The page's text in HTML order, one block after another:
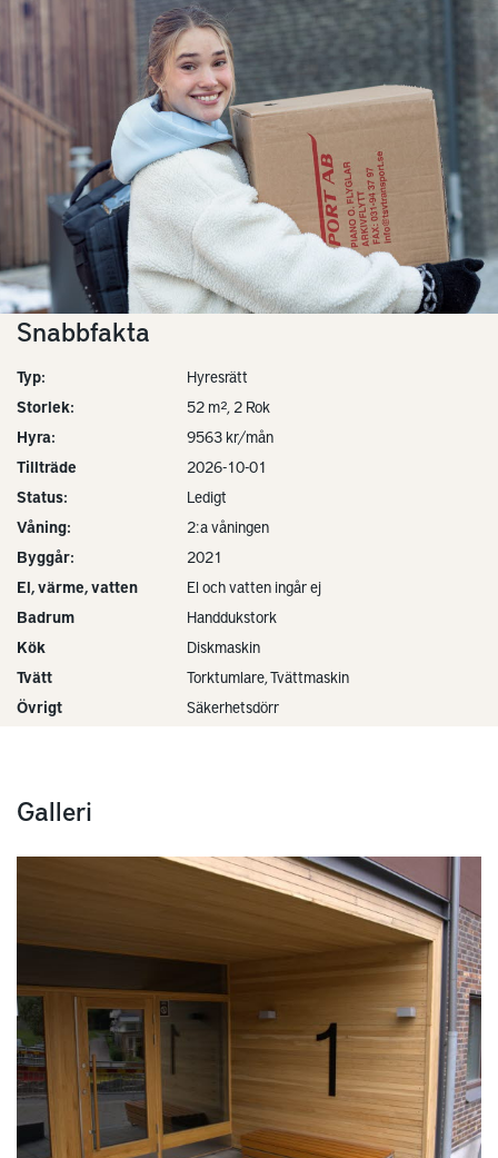
Snabbfakta
Typ:
Hyresrätt
Storlek:
52 m², 2 Rok
Hyra:
9563 kr/mån
Tillträde
2026-10-01
Status:
Ledigt
Våning:
2:a våningen
Byggår:
2021
El, värme, vatten
El och vatten ingår ej
Badrum
Handdukstork
Kök
Diskmaskin
Tvätt
Torktumlare, Tvättmaskin
Övrigt
Säkerhetsdörr
Galleri